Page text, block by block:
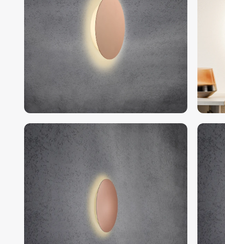
springen